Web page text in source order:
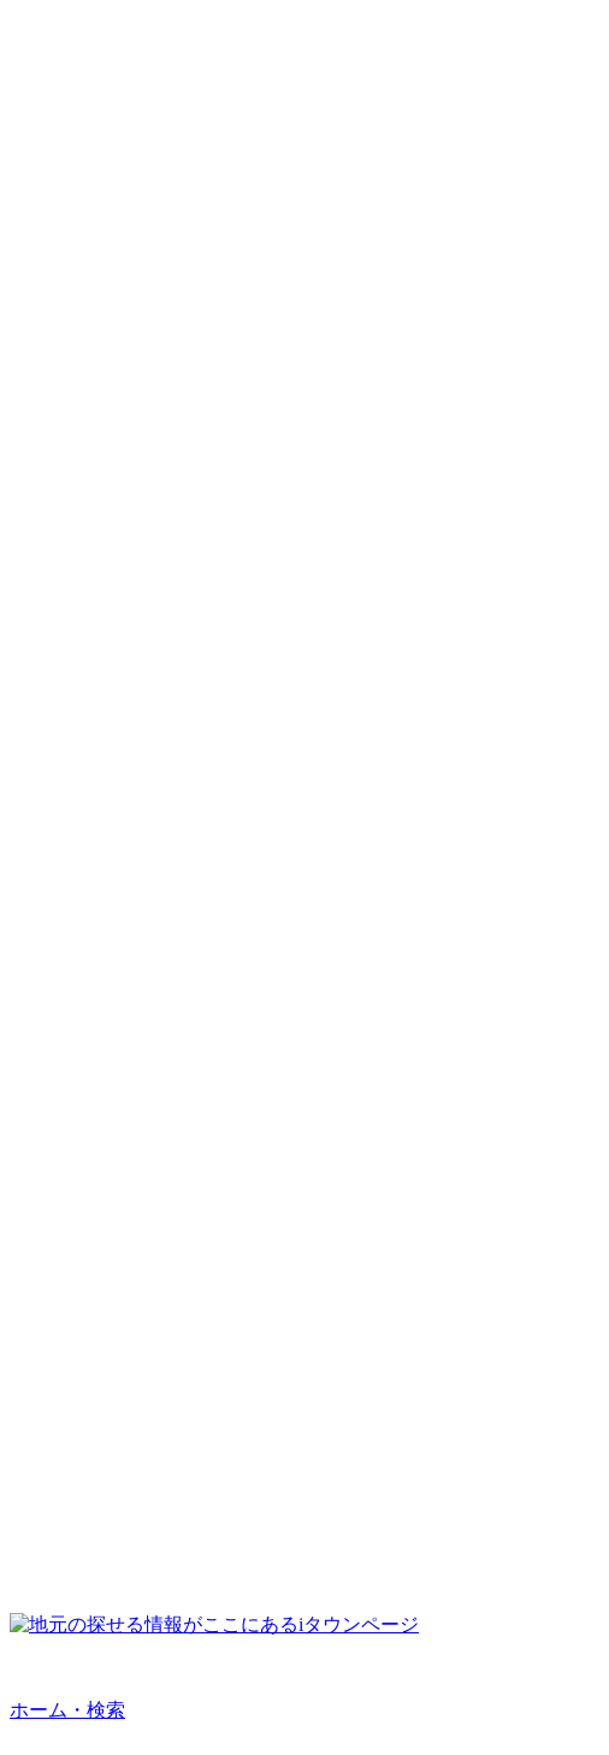
ホーム・検索